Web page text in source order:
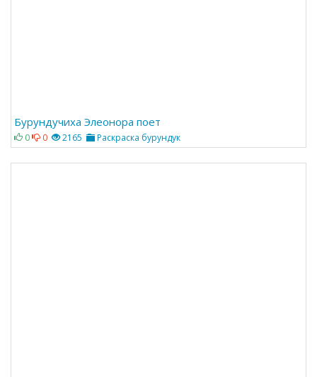
Бурундучиха Элеонора поет
0 0 2165 Раскраска бурундук